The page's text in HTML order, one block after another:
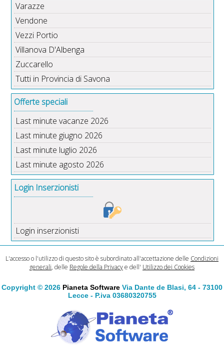
Varazze
Vendone
Vezzi Portio
Villanova D'Albenga
Zuccarello
Tutti in Provincia di Savona
Offerte speciali
Last minute vacanze 2026
Last minute giugno 2026
Last minute luglio 2026
Last minute agosto 2026
Login Inserzionisti
Login inserzionisti
L'accesso o l'utilizzo di questo sito è subordinato all'accettazione delle Condizioni
generali, delle Regole della Privacye dell' Utilizzo dei Cookies
Copyright © 2026 Pianeta Software Via Dante de Blasi, 64 - 73100
Lecce - P.iva 03680320755